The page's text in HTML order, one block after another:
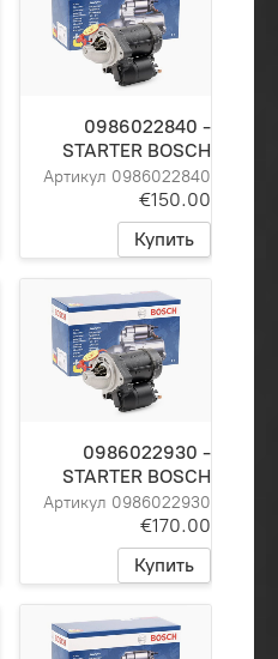
0986022840 -
STARTER BOSCH
Артикул 0986022840
€150.00
Купить
0986022930 -
STARTER BOSCH
Артикул 0986022930
€170.00
Купить